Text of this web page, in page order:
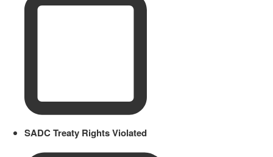
SADC Treaty Rights Violated